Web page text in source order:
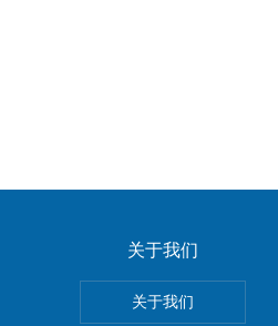
关于我们
关于我们